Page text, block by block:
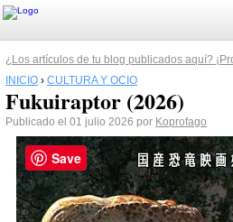
¿Los artículos de tu blog publicados aquí?
INICIO › CULTURA Y OCIO
Fukuiraptor (2026)
Publicado el 01 julio 2026 por Koprofago
Save